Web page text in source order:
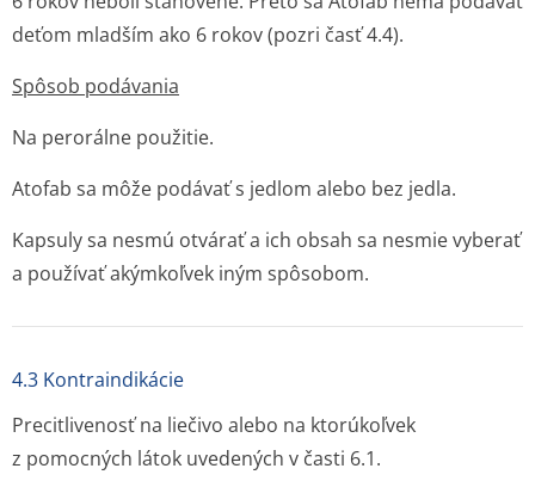
deťom mladším ako 6 rokov (pozri časť 4.4).
Spôsob podávania
Na perorálne použitie.
Atofab sa môže podávať s jedlom alebo bez jedla.
Kapsuly sa nesmú otvárať a ich obsah sa nesmie vyberať
a používať akýmkoľvek iným spôsobom.
4.3 Kontraindikácie
Precitlivenosť na liečivo alebo na ktorúkoľvek
z pomocných látok uvedených v časti 6.1.